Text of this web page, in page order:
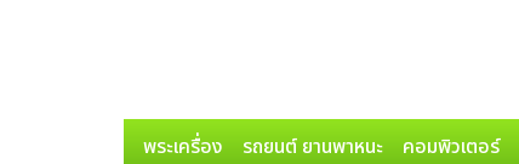
พระเครื่อง รถยนต์ ยานพาหนะ คอมพิวเตอร์